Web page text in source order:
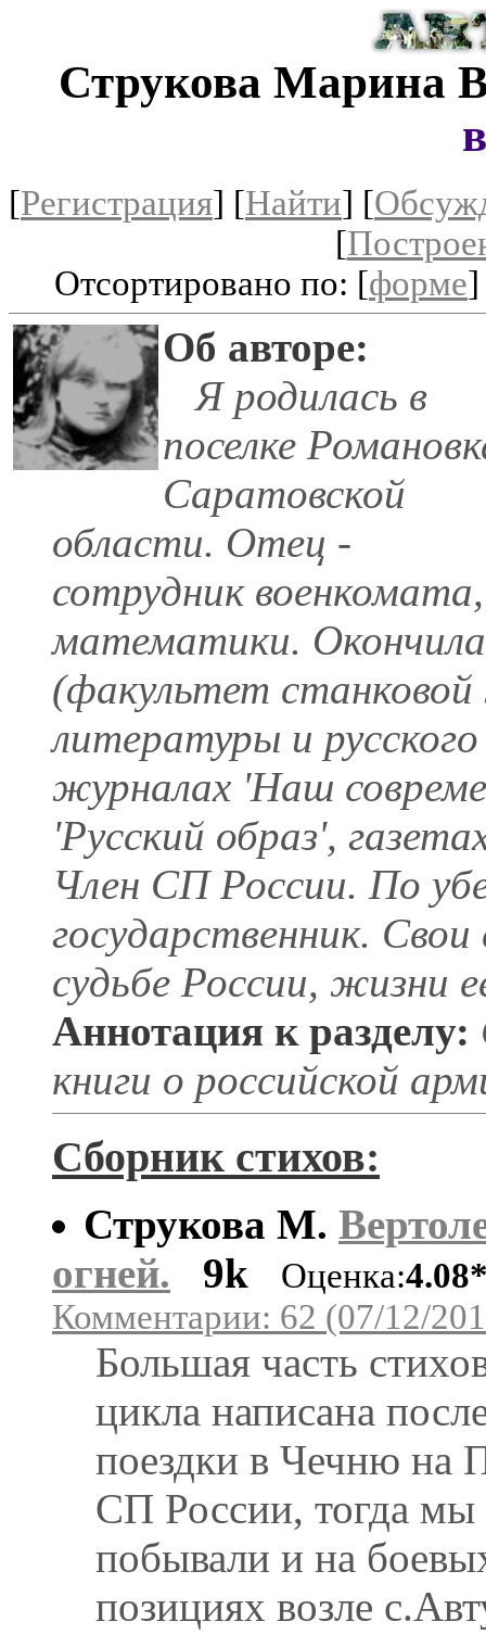
Струкова Марина
[Регистрация] [Найти] [
[
Отсортировано по: [форме
Об авторе:
Я родилась в
поселке
Саратовской
области. Отец -
сотрудник
математики.
(факультет
литературы и
журналах 'Наш
'Русский образ',
Член СП России. По
государственник.
судьбе России, жизни
Аннотация к разделу:
книги о российской
Сборник стихов:
Струкова М.
огней.
9k Оценка:
Комментарии: 62 (07/12/
Большая часть
цикла написана
поездки в Чечню на
СП России, тогда мы
побывали и на
позициях возле